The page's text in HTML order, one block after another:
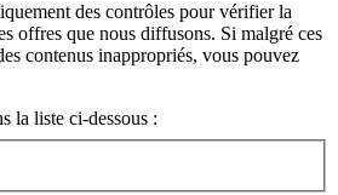
des contrôles pour vérifier la
offres que nous diffusons. Si malgré ces
contenus inappropriés, vous pouvez
la liste ci-dessous :